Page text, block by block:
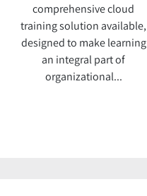
comprehensive cloud
training solution available,
designed to make learning
an integral part of
organizational...